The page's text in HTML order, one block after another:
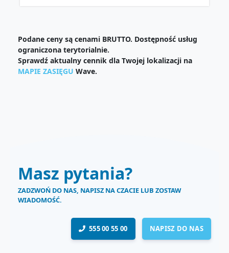
Podane ceny są cenami BRUTTO. Dostępność usług
ograniczona terytorialnie.
Sprawdź aktualny cennik dla Twojej lokalizacji na
MAPIE ZASIĘGU Wave.
Masz pytania?
ZADZWOŃ DO NAS, NAPISZ NA CZACIE LUB ZOSTAW
WIADOMOŚĆ.
555 00 55 00 NAPISZ DO NAS